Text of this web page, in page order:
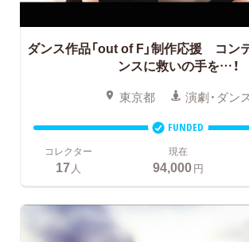
ダンス作品「out of F」制作応援 コン
ンスに救いの手を…！
東京都 演劇・ダン
FUNDED
コレクター
17 人
現在
94,000円